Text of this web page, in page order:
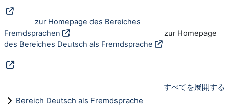
zur Homepage des Bereiches
Fremdsprachen
zur Homepage
des Bereiches Deutsch als Fremdsprache
すべてを展開する
Bereich Deutsch als Fremdsprache